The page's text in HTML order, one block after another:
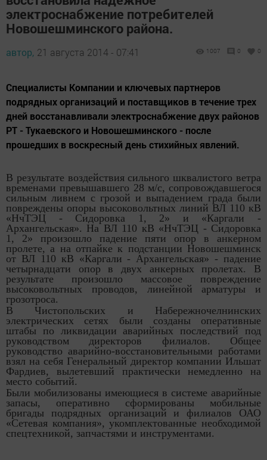
электроснабжение потребителей
Новошешминского района.
автор, 21 августа 2014 - 07:41 1007 0 0
Специалисты Компании и ключевых партнеров
подрядных организаций и поставщиков в течение трех
дней восстанавливали электроснабжение двух районов
РТ - Тукаевского и Новошешминского - после
прошедших в воскресный день стихийных явлений.
В результате воздействия сильного шквалистого ветра
временами превышавшего 28 м/с, сопровождавшегося
сильным ливнем с грозой и выпадением града были
повреждены опоры высоковольтных линий ВЛ 110 кВ
«НчТЭЦ - Сидоровка 1, 2» и «Каргали -
Архангельская». На ВЛ 110 кВ «НчТЭЦ - Сидоровка
1, 2» произошло падение пяти опор в анкерном
пролете, а на отпайке к подстанции Новошешминск
от ВЛ 110 кВ «Каргали - Архангельская» - падение
четырнадцати опор в двух анкерных пролетах. В
результате произошло массовое повреждение
высоковольтных проводов, линейной арматуры и
грозотроса.
В Чистопольских и Набережночелнинских
электрических сетях были созданы оперативные
штабы по ликвидации аварийных последствий под
руководством директоров филиалов. Общее
руководство аварийно-восстановительными работами
взял на себя Генеральный директор компании Ильшат
Фардиев, вылетевший практически немедленно на
место событий.
Были мобилизованы имеющиеся в системе аварийные
запасы, оперативно сформированы мобильные
бригады подрядных организаций и филиалов ОАО
«Сетевая компания», укомплектованные необходимой
спецтехникой, запчастями и инструментами.